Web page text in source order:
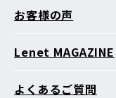
お客様の声
Lenet MAGAZINE
よくあるご質問